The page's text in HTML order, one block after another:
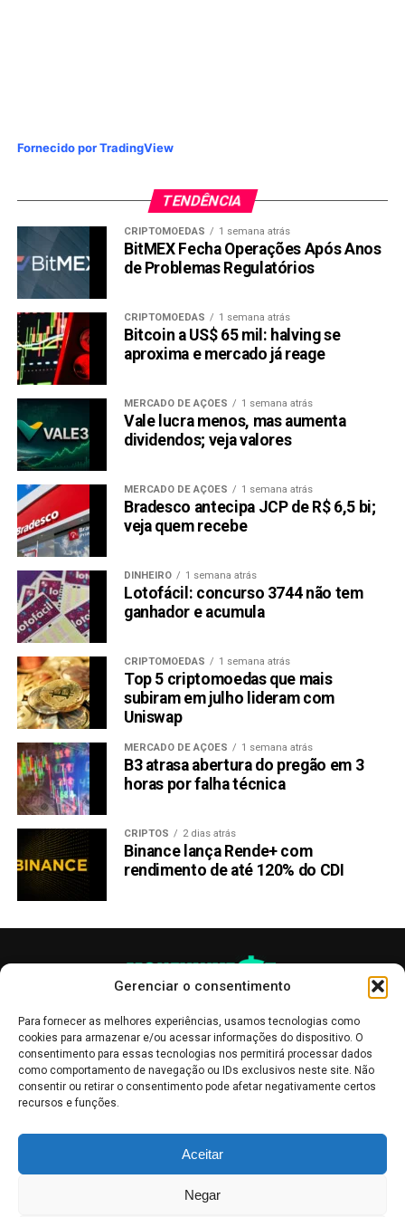
Gerenciar o consentimento
Para fornecer as melhores experiências, usamos tecnologias como
cookies para armazenar e/ou acessar informações do dispositivo. O
consentimento para essas tecnologias nos permitirá processar dados
como comportamento de navegação ou IDs exclusivos neste site. Não
consentir ou retirar o consentimento pode afetar negativamente certos
recursos e funções.
Aceitar
Negar
Fornecido por TradingView
TENDÊNCIA
CRIPTOMOEDAS 1 semana atrás
BitMEX Fecha Operações Após Anos
de Problemas Regulatórios
CRIPTOMOEDAS 1 semana atrás
Bitcoin a US$ 65 mil: halving se
aproxima e mercado já reage
MERCADO DE AÇÕES 1 semana atrás
Vale lucra menos, mas aumenta
dividendos; veja valores
MERCADO DE AÇÕES 1 semana atrás
Bradesco antecipa JCP de R$ 6,5 bi;
veja quem recebe
DINHEIRO 1 semana atrás
Lotofácil: concurso 3744 não tem
ganhador e acumula
CRIPTOMOEDAS 1 semana atrás
Top 5 criptomoedas que mais
subiram em julho lideram com
Uniswap
MERCADO DE AÇÕES 1 semana atrás
B3 atrasa abertura do pregão em 3
horas por falha técnica
CRIPTOS 2 dias atrás
Binance lança Rende+ com
rendimento de até 120% do CDI
informativo, servindo como boletins de divulgação, e não devem ser
interpretadas como recomendações de investimento.Leia mais
Bolsa de Valores